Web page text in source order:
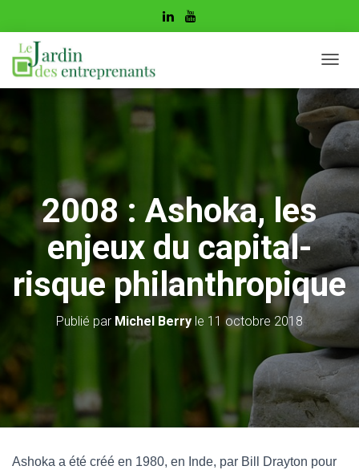
É
L
I
E
R
V
G
A
O
N
2008 : Ashoka, les
enjeux du capital-
risque philanthropique
Publié par Michel Berry le 11 octobre 2018
Ashoka a été créé en 1980, en Inde, par Bill Drayton pour